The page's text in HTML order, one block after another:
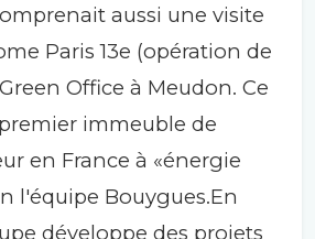
aussi une visite
Paris 13e (opération de
Office à Meudon. Ce
immeuble de
en France à «énergie
l'équipe Bouygues.En
développe des projets